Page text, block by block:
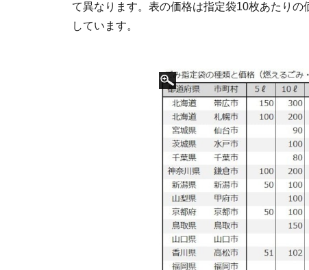
て異なります。表の価格は指定袋10枚あたり
しています。